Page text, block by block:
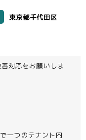
東京都千代田区
対応をお願いしま
一つのテナント内